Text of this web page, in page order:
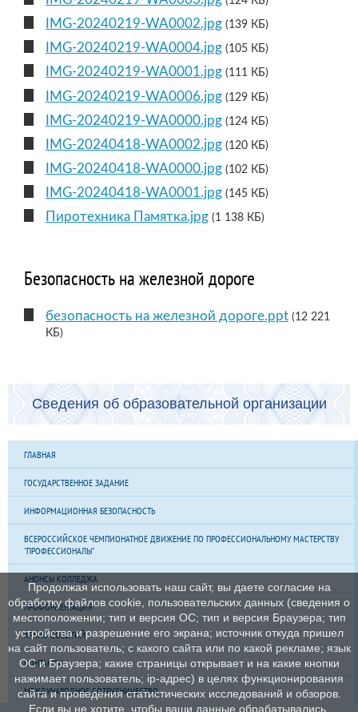
IMG-20240219-WA0002.jpg (139 КБ)
IMG-20240219-WA0004.jpg (105 КБ)
IMG-20240219-WA0001.jpg (111 КБ)
IMG-20240219-WA0006.jpg (129 КБ)
IMG-20240219-WA0000.jpg (124 КБ)
IMG-20240418-WA0002.jpg (120 КБ)
IMG-20240418-WA0000.jpg (102 КБ)
IMG-20240418-WA0001.jpg (145 КБ)
Пиротехника Памятка.jpg (1 138 КБ)
Безопасность на железной дороге
безопасность на железной дороге.ppt (12 221
КБ)
Сведения об образовательной организации
ГЛАВНАЯ
ГОСУДАРСТВЕННОЕ ЗАДАНИЕ
ИНФОРМАЦИОННАЯ БЕЗОПАСНОСТЬ
ВСЕРОССИЙСКОЕ ЧЕМПИОНАТНОЕ ДВИЖЕНИЕ ПО ПРОФЕССИОНАЛЬНОМУ МАСТЕРСТВУ
"ПРОФЕССИОНАЛЫ"
АНОНСЫ КОЛЛЕДЖА
ПРОФОРИЕНТАЦИЯ
АРХИВ СОБЫТИЙ
КОНТАКТЫ
МЕЖДУНАРОДНОЕ СОТРУДНИЧЕСТВО
Продолжая использовать наш сайт, вы даете согласие на
обработку файлов cookie, пользовательских данных (сведения о
местоположении; тип и версия ОС; тип и версия Браузера; тип
устройства и разрешение его экрана; источник откуда пришел
на сайт пользователь; с какого сайта или по какой рекламе; язык
ОС и Браузера; какие страницы открывает и на какие кнопки
нажимает пользователь; ip-адрес) в целях функционирования
сайта и проведения статистических исследований и обзоров.
Если вы не хотите, чтобы ваши данные обрабатывались,